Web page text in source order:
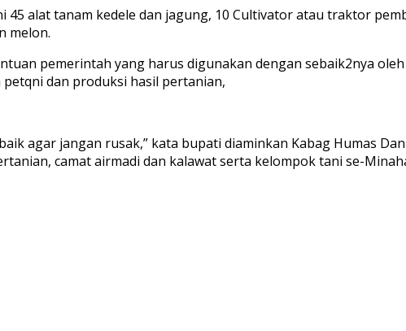
alat tanam kedele dan jagung, 10 Cultivator atau traktor
melon.
pemerintah yang harus digunakan dengan sebaik2nya
dan produksi hasil pertanian,
agar jangan rusak,” kata bupati diaminkan Kabag Humas
camat airmadi dan kalawat serta kelompok tani se-